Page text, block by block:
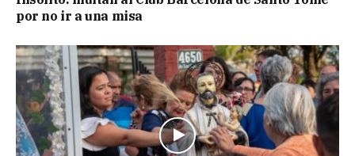
por no ir a una misa